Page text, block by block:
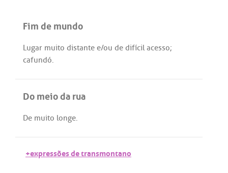
Fim de mundo
Lugar muito distante e/ou de difícil acesso;
cafundó.
Do meio da rua
De muito longe.
+expressões de transmontano